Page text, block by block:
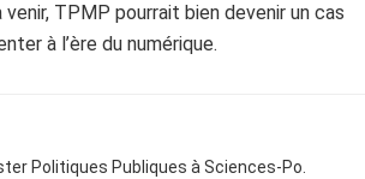
TPMP pourrait bien devenir un cas
à l’ère du numérique.
Politiques Publiques à Sciences-Po.